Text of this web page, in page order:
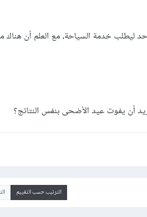
ليطلب خدمة السياحة، مع العلم أن هناك
أن يفوت عيد الأضحى بنفس النتائج؟
الترتيب حسب التقييم